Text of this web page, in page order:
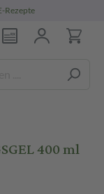
Rezepte
400 ml